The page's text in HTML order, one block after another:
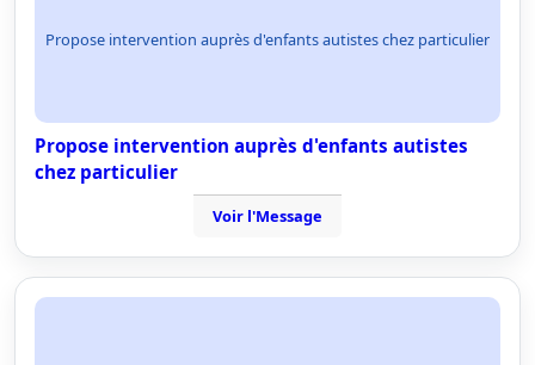
Propose intervention auprès d'enfants autistes chez particulier
Propose intervention auprès d'enfants autistes
chez particulier
Voir l'Message